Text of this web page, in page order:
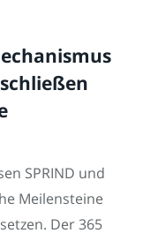
SPRIND und
Meilensteine
Der 365